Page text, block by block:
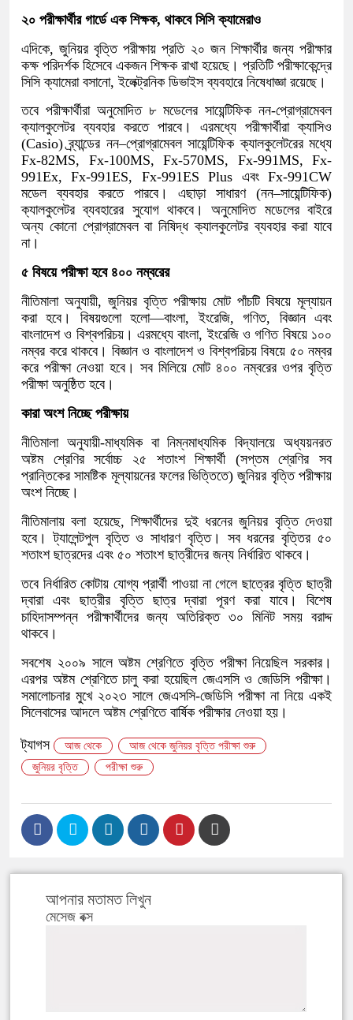
২০ পরীক্ষার্থীর গার্ডে এক শিক্ষক, থাকবে সিসি ক্যামেরাও
এদিকে, জুনিয়র বৃত্তি পরীক্ষায় প্রতি ২০ জন শিক্ষার্থীর জন্য পরীক্ষার
কক্ষ পরিদর্শক হিসেবে একজন শিক্ষক রাখা হয়েছে। প্রতিটি পরীক্ষাকেন্দ্রে
সিসি ক্যামেরা বসানো, ইলেক্ট্রনিক ডিভাইস ব্যবহারে নিষেধাজ্ঞা রয়েছে।
তবে পরীক্ষার্থীরা অনুমোদিত ৮ মডেলের সায়েন্টিফিক নন-প্রোগ্রামেবল
ক্যালকুলেটর ব্যবহার করতে পারবে। এরমধ্যে পরীক্ষার্থীরা ক্যাসিও
(Casio) ব্র্যান্ডের নন–প্রোগ্রামেবল সায়েন্টিফিক ক্যালকুলেটরের মধ্যে
Fx-82MS, Fx-100MS, Fx-570MS, Fx-991MS, Fx-
991Ex, Fx-991ES, Fx-991ES Plus এবং Fx-991CW
মডেল ব্যবহার করতে পারবে। এছাড়া সাধারণ (নন–সায়েন্টিফিক)
ক্যালকুলেটর ব্যবহারের সুযোগ থাকবে। অনুমোদিত মডেলের বাইরে
অন্য কোনো প্রোগ্রামেবল বা নিষিদ্ধ ক্যালকুলেটর ব্যবহার করা যাবে
না।
৫ বিষয়ে পরীক্ষা হবে ৪০০ নম্বরের
নীতিমালা অনুযায়ী, জুনিয়র বৃত্তি পরীক্ষায় মোট পাঁচটি বিষয়ে মূল্যায়ন
করা হবে। বিষয়গুলো হলো—বাংলা, ইংরেজি, গণিত, বিজ্ঞান এবং
বাংলাদেশ ও বিশ্বপরিচয়। এরমধ্যে বাংলা, ইংরেজি ও গণিত বিষয়ে ১০০
নম্বর করে থাকবে। বিজ্ঞান ও বাংলাদেশ ও বিশ্বপরিচয় বিষয়ে ৫০ নম্বর
করে পরীক্ষা নেওয়া হবে। সব মিলিয়ে মোট ৪০০ নম্বরের ওপর বৃত্তি
পরীক্ষা অনুষ্ঠিত হবে।
কারা অংশ নিচ্ছে পরীক্ষায়
নীতিমালা অনুযায়ী-মাধ্যমিক বা নিম্নমাধ্যমিক বিদ্যালয়ে অধ্যয়নরত
অষ্টম শ্রেণির সর্বোচ্চ ২৫ শতাংশ শিক্ষার্থী (সপ্তম শ্রেণির সব
প্রান্তিকের সামষ্টিক মূল্যায়নের ফলের ভিত্তিতে) জুনিয়র বৃত্তি পরীক্ষায়
অংশ নিচ্ছে।
নীতিমালায় বলা হয়েছে, শিক্ষার্থীদের দুই ধরনের জুনিয়র বৃত্তি দেওয়া
হবে। ট্যালেন্টপুল বৃত্তি ও সাধারণ বৃত্তি। সব ধরনের বৃত্তির ৫০
শতাংশ ছাত্রদের এবং ৫০ শতাংশ ছাত্রীদের জন্য নির্ধারিত থাকবে।
তবে নির্ধারিত কোটায় যোগ্য প্রার্থী পাওয়া না গেলে ছাত্রের বৃত্তি ছাত্রী
দ্বারা এবং ছাত্রীর বৃত্তি ছাত্র দ্বারা পূরণ করা যাবে। বিশেষ
চাহিদাসম্পন্ন পরীক্ষার্থীদের জন্য অতিরিক্ত ৩০ মিনিট সময় বরাদ্দ
থাকবে।
সবশেষ ২০০৯ সালে অষ্টম শ্রেণিতে বৃত্তি পরীক্ষা নিয়েছিল সরকার।
এরপর অষ্টম শ্রেণিতে চালু করা হয়েছিল জেএসসি ও জেডিসি পরীক্ষা।
সমালোচনার মুখে ২০২৩ সালে জেএসসি-জেডিসি পরীক্ষা না নিয়ে একই
সিলেবাসের আদলে অষ্টম শ্রেণিতে বার্ষিক পরীক্ষার নেওয়া হয়।
ট্যাগস আজ থেকে
আজ থেকে জুনিয়র বৃত্তি পরীক্ষা শুরু
জুনিয়র বৃত্তি
পরীক্ষা শুরু
আপনার মতামত লিখুন
মেসেজ বক্স